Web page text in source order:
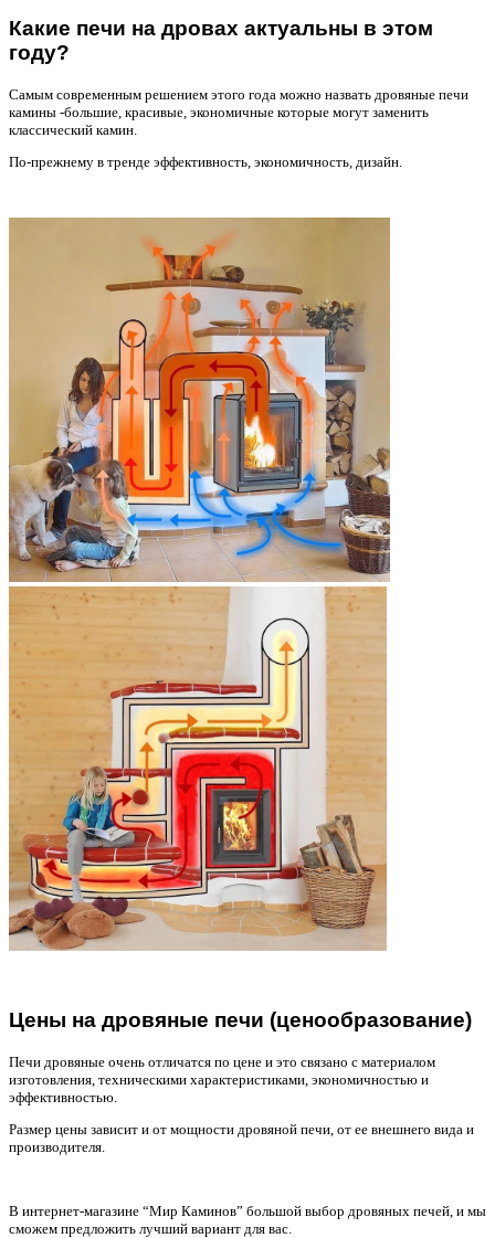
Какие печи на дровах актуальны в этом
году?
Самым современным решением этого года можно назвать дровяные печи
камины -большие, красивые, экономичные которые могут заменить
классический камин.
По-прежнему в тренде эффективность, экономичность, дизайн.
Цены на дровяные печи (ценообразование)
Печи дровяные очень отличатся по цене и это связано с материалом
изготовления, техническими характеристиками, экономичностью и
эффективностью.
Размер цены зависит и от мощности дровяной печи, от ее внешнего вида и
производителя.
В интернет-магазине “Мир Каминов” большой выбор дровяных печей, и мы
сможем предложить лучший вариант для вас.